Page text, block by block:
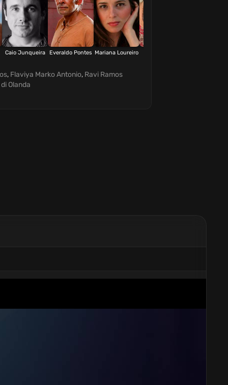
Caio Junqueira Everaldo Pontes Mariana Loureiro
, Flaviya Marko Antonio, Ravi Ramos
Olanda